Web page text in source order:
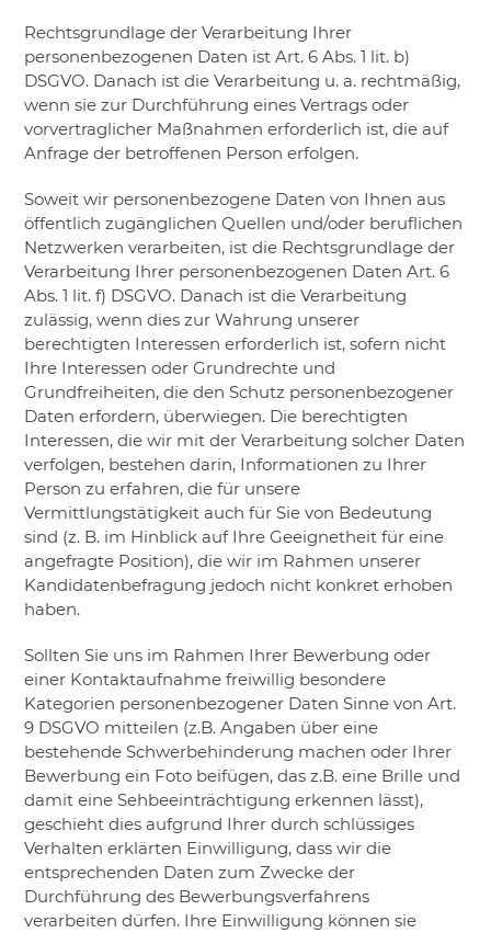
Rechtsgrundlage der Verarbeitung Ihrer
personenbezogenen Daten ist Art. 6 Abs. 1 lit. b)
DSGVO. Danach ist die Verarbeitung u. a. rechtmäßig,
wenn sie zur Durchführung eines Vertrags oder
vorvertraglicher Maßnahmen erforderlich ist, die auf
Anfrage der betroffenen Person erfolgen.
Soweit wir personenbezogene Daten von Ihnen aus
öffentlich zugänglichen Quellen und/oder beruflichen
Netzwerken verarbeiten, ist die Rechtsgrundlage der
Verarbeitung Ihrer personenbezogenen Daten Art. 6
Abs. 1 lit. f) DSGVO. Danach ist die Verarbeitung
zulässig, wenn dies zur Wahrung unserer
berechtigten Interessen erforderlich ist, sofern nicht
Ihre Interessen oder Grundrechte und
Grundfreiheiten, die den Schutz personenbezogener
Daten erfordern, überwiegen. Die berechtigten
Interessen, die wir mit der Verarbeitung solcher Daten
verfolgen, bestehen darin, Informationen zu Ihrer
Person zu erfahren, die für unsere
Vermittlungstätigkeit auch für Sie von Bedeutung
sind (z. B. im Hinblick auf Ihre Geeignetheit für eine
angefragte Position), die wir im Rahmen unserer
Kandidatenbefragung jedoch nicht konkret erhoben
haben.
Sollten Sie uns im Rahmen Ihrer Bewerbung oder
einer Kontaktaufnahme freiwillig besondere
Kategorien personenbezogener Daten Sinne von Art.
9 DSGVO mitteilen (z.B. Angaben über eine
bestehende Schwerbehinderung machen oder Ihrer
Bewerbung ein Foto beifügen, das z.B. eine Brille und
damit eine Sehbeeinträchtigung erkennen lässt),
geschieht dies aufgrund Ihrer durch schlüssiges
Verhalten erklärten Einwilligung, dass wir die
entsprechenden Daten zum Zwecke der
Durchführung des Bewerbungsverfahrens
verarbeiten dürfen. Ihre Einwilligung können sie